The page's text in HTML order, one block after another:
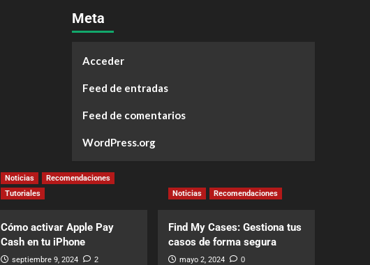
Meta
Acceder
Feed de entradas
Feed de comentarios
WordPress.org
Noticias
Recomendaciones
Tutoriales
Cómo activar Apple Pay
Cash en tu iPhone
septiembre 9, 2024 2
Noticias Recomendaciones
Find My Cases: Gestiona tus
casos de forma segura
mayo 2, 2024 0